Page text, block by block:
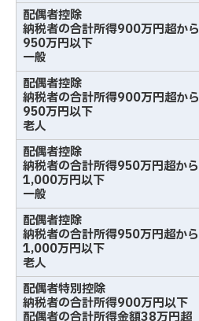
配偶者控除
納税者の合計所得900万円超から
950万円以下
一般
配偶者控除
納税者の合計所得900万円超から
950万円以下
老人
配偶者控除
納税者の合計所得950万円超から
1,000万円以下
一般
配偶者控除
納税者の合計所得950万円超から
1,000万円以下
老人
配偶者特別控除
納税者の合計所得900万円以下